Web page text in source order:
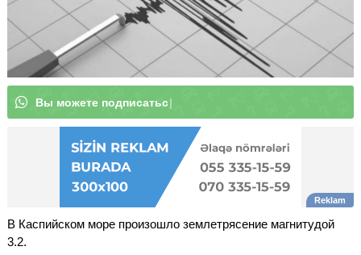
В|
В Каспийском море произошло землетрясение магнитудой
3.2.